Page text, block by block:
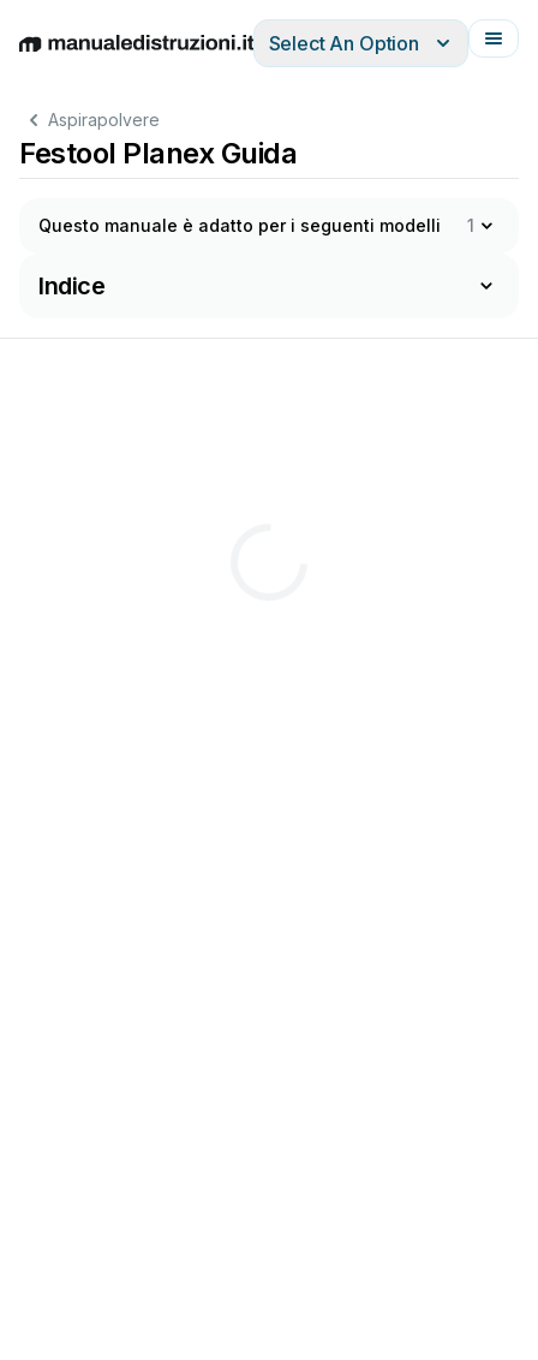
EnglishDeutschEspañolItalianoFrançais
Select An Option
Aspirapolvere
Festool Planex Guida
Questo manuale è adatto per i seguenti modelli 1
Indice